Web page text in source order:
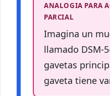
ANALOGIA PARA
PARCIAL
Imagina un
llamado DSM-
gavetas
gaveta tiene